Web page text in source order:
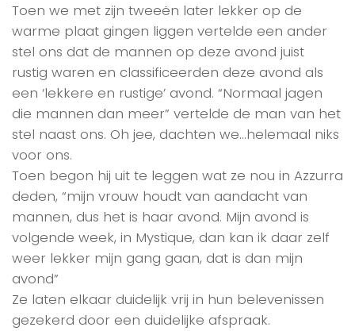
Toen we met zijn tweeën later lekker op de
warme plaat gingen liggen vertelde een ander
stel ons dat de mannen op deze avond juist
rustig waren en classificeerden deze avond als
een ‘lekkere en rustige’ avond. “Normaal jagen
die mannen dan meer” vertelde de man van het
stel naast ons. Oh jee, dachten we…helemaal niks
voor ons.
Toen begon hij uit te leggen wat ze nou in Azzurra
deden, “mijn vrouw houdt van aandacht van
mannen, dus het is haar avond. Mijn avond is
volgende week, in Mystique, dan kan ik daar zelf
weer lekker mijn gang gaan, dat is dan mijn
avond”
Ze laten elkaar duidelijk vrij in hun belevenissen
gezekerd door een duidelijke afspraak.